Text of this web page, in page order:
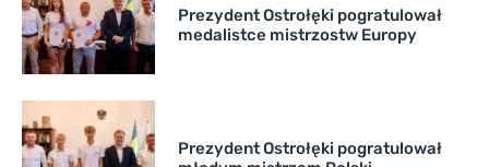
Prezydent Ostrołęki pogratulował
medalistce mistrzostw Europy
Prezydent Ostrołęki pogratulował